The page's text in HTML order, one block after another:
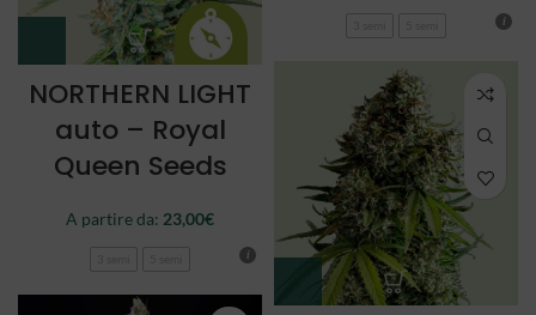
NORTHERN LIGHT
auto – Royal
Queen Seeds
A partire da: 23,00€